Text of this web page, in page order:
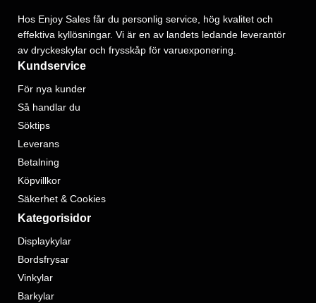
Hos Enjoy Sales får du personlig service, hög kvalitet och
effektiva kyllösningar. Vi är en av landets ledande leverantör
av dryckeskylar och frysskåp för varuexponering.
Kundservice
För nya kunder
Så handlar du
Söktips
Leverans
Betalning
Köpvillkor
Säkerhet & Cookies
Kategorisidor
Displaykylar
Bordsfrysar
Vinkylar
Barkylar